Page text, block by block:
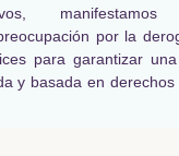
manifestamos
por la
para garantizar
y basada en derechos